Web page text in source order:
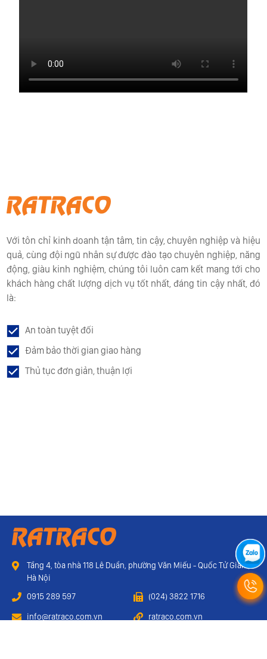
Với tôn chỉ kinh doanh tận tâm, tin cậy, chuyên nghiệp và hiệu
quả, cùng đội ngũ nhân sự được đào tạo chuyên nghiệp, năng
động, giàu kinh nghiệm, chúng tôi luôn cam kết mang tới cho
khách hàng chất lượng dịch vụ tốt nhất, đáng tin cậy nhất, đó
là:
An toàn tuyệt đối
Đảm bảo thời gian giao hàng
Thủ tục đơn giản, thuận lợi
Tầng 4, tòa nhà 118 Lê Duẩn, phường Văn Miếu - Quốc Tử Giám,
Hà Nội
0915 289 597
(024) 3822 1716
info@ratraco.com.vn ratraco.com.vn